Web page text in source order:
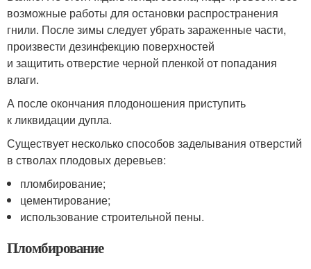
возможные работы для остановки распространения
гнили. После зимы следует убрать зараженные части,
произвести дезинфекцию поверхностей
и защитить отверстие черной пленкой от попадания
влаги.
А после окончания плодоношения приступить
к ликвидации дупла.
Существует несколько способов заделывания отверстий
в стволах плодовых деревьев:
пломбирование;
цементирование;
использование строительной пены.
Пломбирование